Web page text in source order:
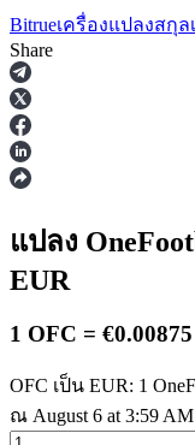
ฟิวเจอร์ส
ฟิวเจอร์ส USDT
Bitrueเครื่องแปลงสกุล
Share
แปลง
EUR
1 OFC =
OFC เป็น EUR: 1
ณ August 6 at 3:59 AM